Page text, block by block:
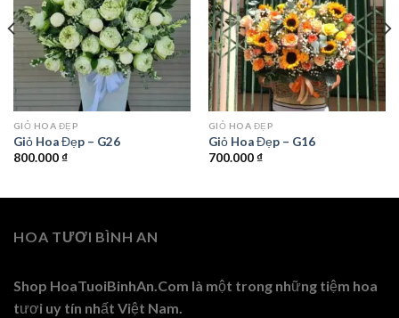
GIỎ HOA ĐẸP
Giỏ Hoa Đẹp – G26
800.000₫
GIỎ HOA ĐẸP
Giỏ Hoa Đẹp – G16
700.000₫
HOA TƯƠI BÌNH AN
Shop HoaTuoiBinhAn.Com là một trong những tiệm hoa
tươi uy tín nhất Việt Nam.